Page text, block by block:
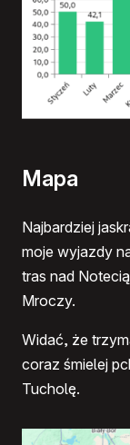
Mapa
Najbardziej
moje wyjazdy
tras nad
Mroczy.
Widać, że
coraz śmielej
Tucholę.